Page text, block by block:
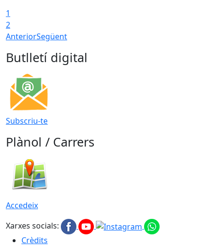
1
2
AnteriorSegüent
Butlletí digital
Subscriu-te
Plànol / Carrers
Accedeix
Xarxes socials:
Crèdits